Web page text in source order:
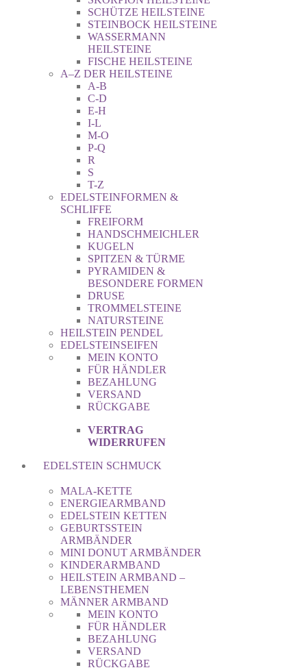
SCHÜTZE HEILSTEINE
STEINBOCK HEILSTEINE
WASSERMANN
HEILSTEINE
FISCHE HEILSTEINE
A–Z DER HEILSTEINE
A-B
C-D
E-H
I-L
M-O
P-Q
R
S
T-Z
EDELSTEINFORMEN &
SCHLIFFE
FREIFORM
HANDSCHMEICHLER
KUGELN
SPITZEN & TÜRME
PYRAMIDEN &
BESONDERE FORMEN
DRUSE
TROMMELSTEINE
NATURSTEINE
HEILSTEIN PENDEL
EDELSTEINSEIFEN
MEIN KONTO
FÜR HÄNDLER
BEZAHLUNG
VERSAND
RÜCKGABE
VERTRAG
WIDERRUFEN
EDELSTEIN SCHMUCK
MALA-KETTE
ENERGIEARMBAND
EDELSTEIN KETTEN
GEBURTSSTEIN
ARMBÄNDER
MINI DONUT ARMBÄNDER
KINDERARMBAND
HEILSTEIN ARMBAND –
LEBENSTHEMEN
MÄNNER ARMBAND
MEIN KONTO
FÜR HÄNDLER
BEZAHLUNG
VERSAND
RÜCKGABE